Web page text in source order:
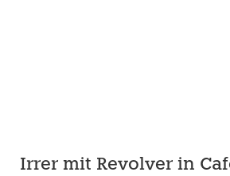
Irrer mit Revolver in